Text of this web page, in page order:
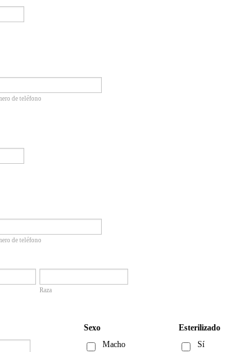
de teléfono
de teléfono
Raza
Sexo
Macho
Esterilizado
Sí